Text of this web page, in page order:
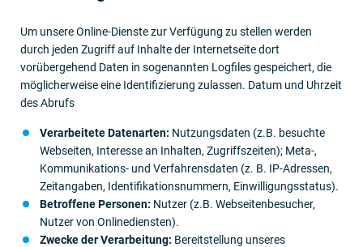
Um unsere Online-Dienste zur Verfügung zu stellen werden
durch jeden Zugriff auf Inhalte der Internetseite dort
vorübergehend Daten in sogenannten Logfiles gespeichert, die
möglicherweise eine Identifizierung zulassen. Datum und Uhrzeit
des Abrufs
Verarbeitete Datenarten: Nutzungsdaten (z.B. besuchte
Webseiten, Interesse an Inhalten, Zugriffszeiten); Meta-,
Kommunikations- und Verfahrensdaten (z. B. IP-Adressen,
Zeitangaben, Identifikationsnummern, Einwilligungsstatus).
Betroffene Personen: Nutzer (z.B. Webseitenbesucher,
Nutzer von Onlinediensten).
Zwecke der Verarbeitung: Bereitstellung unseres